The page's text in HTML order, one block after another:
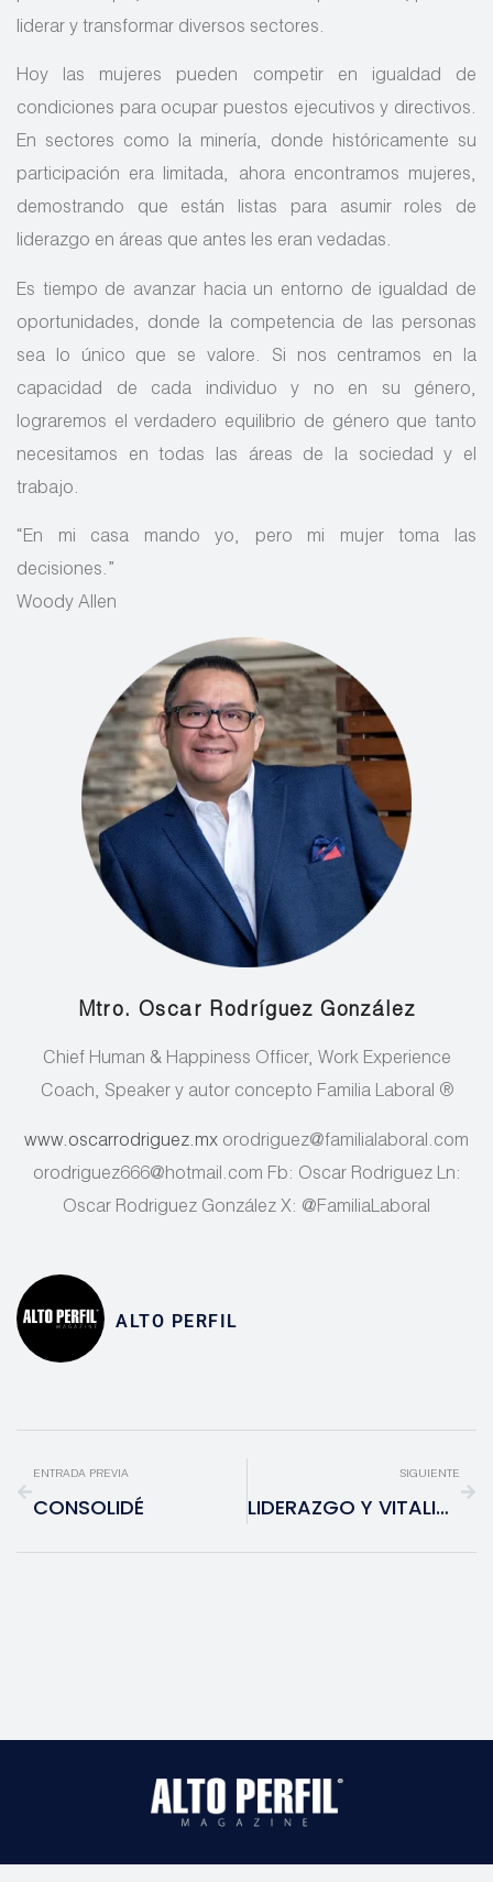
liderar y transformar diversos sectores.
Hoy las mujeres pueden competir en igualdad de
condiciones para ocupar puestos ejecutivos y directivos.
En sectores como la minería, donde históricamente su
participación era limitada, ahora encontramos mujeres,
demostrando que están listas para asumir roles de
liderazgo en áreas que antes les eran vedadas.
Es tiempo de avanzar hacia un entorno de igualdad de
oportunidades, donde la competencia de las personas
sea lo único que se valore. Si nos centramos en la
capacidad de cada individuo y no en su género,
lograremos el verdadero equilibrio de género que tanto
necesitamos en todas las áreas de la sociedad y el
trabajo.
“En mi casa mando yo, pero mi mujer toma las
decisiones.”
Woody Allen
Mtro. Oscar Rodríguez González
Chief Human & Happiness Officer, Work Experience
Coach, Speaker y autor concepto Familia Laboral ®
www.oscarrodriguez.mx orodriguez@familialaboral.com
orodriguez666@hotmail.com Fb: Oscar Rodriguez Ln:
Oscar Rodriguez González X: @FamiliaLaboral
ALTO PERFIL
ENTRADA PREVIA
CONSOLIDÉ
SIGUIENTE
LIDERAZGO Y VITALIDAD: CÓMO LAS MUJERES 40+ PUEDEN BRILLAR